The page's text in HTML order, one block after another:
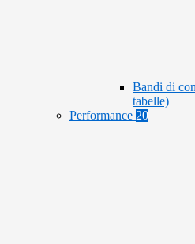
Bandi di
tabelle)
Performance 20